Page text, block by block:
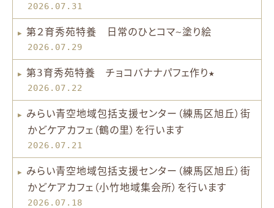
2026.07.31
第２育秀苑特養 日常のひとコマ~塗り絵
2026.07.29
第3育秀苑特養 チョコバナナパフェ作り★
2026.07.22
みらい青空地域包括支援センター（練馬区旭丘）街
かどケアカフェ（鶴の里）を行います
2026.07.21
みらい青空地域包括支援センター（練馬区旭丘）街
かどケアカフェ（小竹地域集会所）を行います
2026.07.18